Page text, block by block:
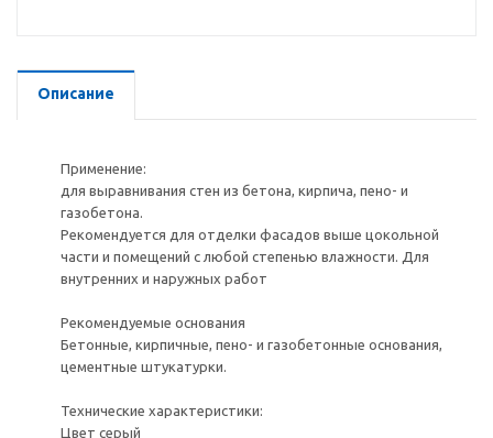
Описание
Применение:
для выравнивания стен из бетона, кирпича, пено- и
газобетона.
Рекомендуется для отделки фасадов выше цокольной
части и помещений с любой степенью влажности. Для
внутренних и наружных работ
Рекомендуемые основания
Бетонные, кирпичные, пено- и газобетонные основания,
цементные штукатурки.
Технические характеристики:
Цвет серый